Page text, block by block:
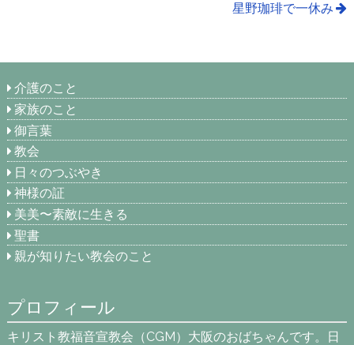
星野珈琲で一休み
介護のこと
家族のこと
御言葉
教会
日々のつぶやき
神様の証
美美〜素敵に生きる
聖書
親が知りたい教会のこと
プロフィール
キリスト教福音宣教会（CGM）大阪のおばちゃんです。日